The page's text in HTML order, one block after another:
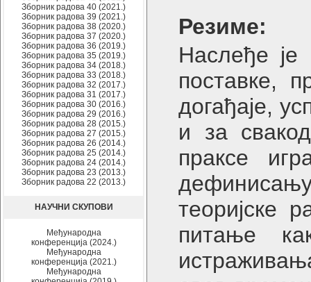
Зборник радова 40 (2021.)
Зборник радова 39 (2021.)
Зборник радова 38 (2020.)
Зборник радова 37 (2020.)
Зборник радова 36 (2019.)
Зборник радова 35 (2019.)
Зборник радова 34 (2018.)
Зборник радова 33 (2018.)
Зборник радова 32 (2017.)
Зборник радова 31 (2017.)
Зборник радова 30 (2016.)
Зборник радова 29 (2016.)
Зборник радова 28 (2015.)
Зборник радова 27 (2015.)
Зборник радова 26 (2014.)
Зборник радова 25 (2014.)
Зборник радова 24 (2014.)
Зборник радова 23 (2013.)
Зборник радова 22 (2013.)
НАУЧНИ СКУПОВИ
Међународна
конференција (2024.)
Међународна
конференција (2021.)
Међународна
Резиме:
Наслеђе је
поставке,
догађаје,
и за
праксе
теоријске
питање